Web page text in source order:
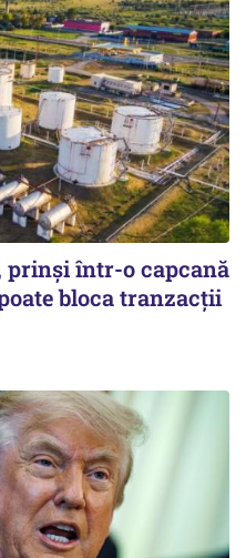
prinși într-o capcană
bloca tranzacții